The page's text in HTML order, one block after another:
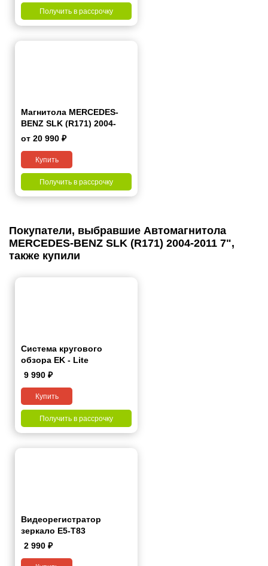
Получить в рассрочку
Магнитола MERCEDES-
BENZ SLK (R171) 2004-
2011 7 дюймов - 10.1 2/32
от 20 990 ₽
Купить
Получить в рассрочку
Покупатели, выбравшие Автомагнитола
MERCEDES-BENZ SLK (R171) 2004-2011 7",
также купили
Система кругового
обзора EK - Lite
9 990 ₽
Купить
Получить в рассрочку
Видеорегистратор
зеркало E5-T83
2 990 ₽